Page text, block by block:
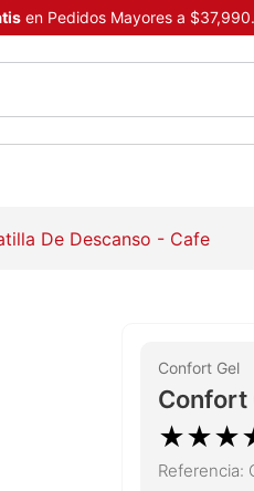
en Pedidos Mayores a
De Descanso - Cafe
Confort Gel
Confort
★★★
Referencia: